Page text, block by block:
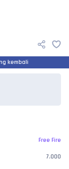
kembali
Free Fire
7.000